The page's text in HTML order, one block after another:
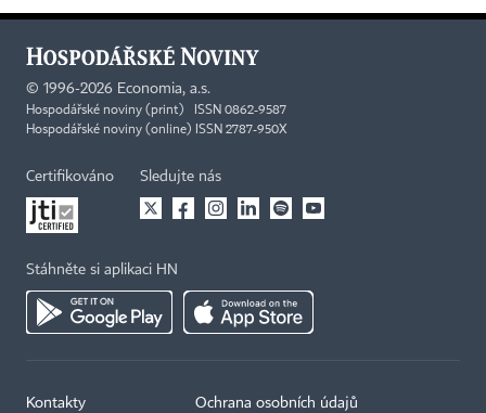
© 1996-2026 Economia, a.s.
Hospodářské noviny (print) ISSN 0862-9587
Hospodářské noviny (online) ISSN 2787-950X
Certifikováno Sledujte nás
Stáhněte si aplikaci HN
Kontakty Ochrana osobních údajů